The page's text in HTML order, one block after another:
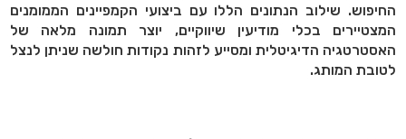
החיפוש. שילוב הנתונים הללו עם ביצועי הקמפיינים הממומנים
המצטיירים בכלי מודיעין שיווקיים, יוצר תמונה מלאה של
האסטרטגיה הדיגיטלית ומסייע לזהות נקודות חולשה שניתן לנצל
לטובת המותג.